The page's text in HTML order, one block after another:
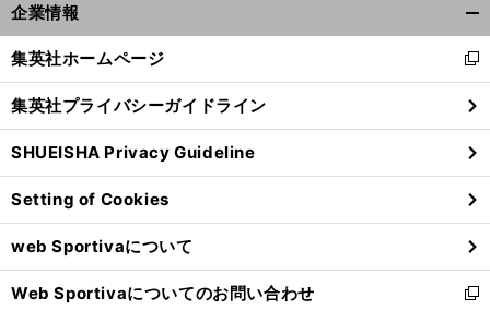
企業情報
閉
る
集英社ホームページ
新
し
い
ウ
ィ
ン
ド
ウ
で
開
く
集英社プライバシーガイドライン
SHUEISHA Privacy Guideline
Setting of Cookies
web Sportivaについて
Web Sportivaについてのお問い合わせ
新